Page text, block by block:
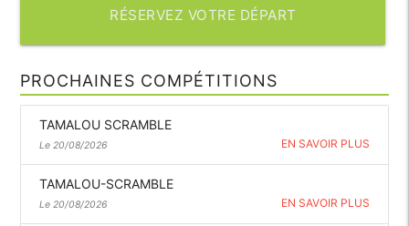
RÉSERVEZ VOTRE DÉPART
PROCHAINES COMPÉTITIONS
TAMALOU SCRAMBLE
Le 20/08/2026 EN SAVOIR PLUS
TAMALOU-SCRAMBLE
Le 20/08/2026 EN SAVOIR PLUS